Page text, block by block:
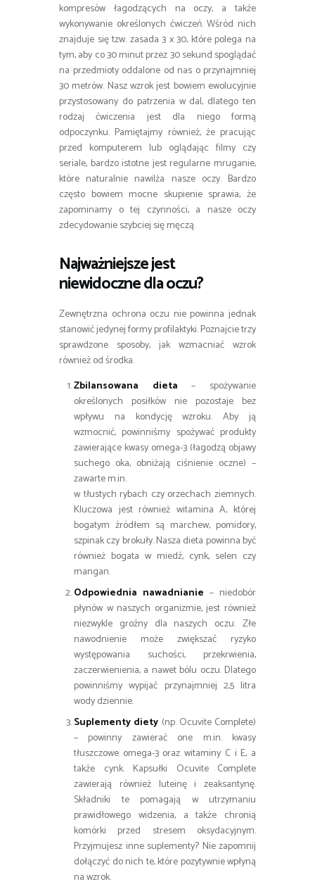
kompresów łagodzących na oczy, a także
wykonywanie określonych ćwiczeń. Wśród nich
znajduje się tzw. zasada 3 x 30, które polega na
tym, aby co 30 minut przez 30 sekund spoglądać
na przedmioty oddalone od nas o przynajmniej
30 metrów. Nasz wzrok jest bowiem ewolucyjnie
przystosowany do patrzenia w dal, dlatego ten
rodzaj ćwiczenia jest dla niego formą
odpoczynku. Pamiętajmy również, że pracując
przed komputerem lub oglądając filmy czy
seriale, bardzo istotne jest regularne mruganie,
które naturalnie nawilża nasze oczy. Bardzo
często bowiem mocne skupienie sprawia, że
zapominamy o tej czynności, a nasze oczy
zdecydowanie szybciej się męczą.
Najważniejsze jest
niewidoczne dla oczu?
Zewnętrzna ochrona oczu nie powinna jednak
stanowić jedynej formy profilaktyki. Poznajcie trzy
sprawdzone sposoby, jak wzmacniać wzrok
również od środka.
Zbilansowana dieta – spożywanie
określonych posiłków nie pozostaje bez
wpływu na kondycję wzroku. Aby ją
wzmocnić, powinniśmy spożywać produkty
zawierające kwasy omega-3 (łagodzą objawy
suchego oka, obniżają ciśnienie oczne) –
zawarte m.in.
w tłustych rybach czy orzechach ziemnych.
Kluczowa jest również witamina A, której
bogatym źródłem są marchew, pomidory,
szpinak czy brokuły. Nasza dieta powinna być
również bogata w miedź, cynk, selen czy
mangan.
Odpowiednia nawadnianie – niedobór
płynów w naszych organizmie, jest również
niezwykle groźny dla naszych oczu. Złe
nawodnienie może zwiększać ryzyko
występowania suchości, przekrwienia,
zaczerwienienia, a nawet bólu oczu. Dlatego
powinniśmy wypijać przynajmniej 2,5 litra
wody dziennie.
Suplementy diety (np. Ocuvite Complete)
– powinny zawierać one m.in. kwasy
tłuszczowe omega-3 oraz witaminy C i E, a
także cynk. Kapsułki Ocuvite Complete
zawierają również luteinę i zeaksantynę.
Składniki te pomagają w utrzymaniu
prawidłowego widzenia, a także chronią
komórki przed stresem oksydacyjnym.
Przyjmujesz inne suplementy? Nie zapomnij
dołączyć do nich te, które pozytywnie wpłyną
na wzrok.